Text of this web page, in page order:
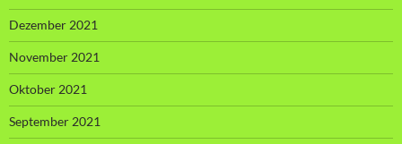
Dezember 2021
November 2021
Oktober 2021
September 2021